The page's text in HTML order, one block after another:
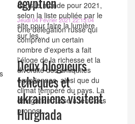
dans le monde pour 2021,
selon la liste publiée par le
site pour faire la lumière
sur les...
égyptien
Jeudi 04 Février 2021 22:15:04
Une délégation russe qui
comprend un certain
nombre d'experts a fait
l'éloge de la richesse et la
diversité des antiquités
égyptiennes, ainsi que du
climat tempéré du pays. La
délégation russe a tenu ces
propos...
Deux blogueurs
tchèques et
ukrainiens visitent
Hurghada